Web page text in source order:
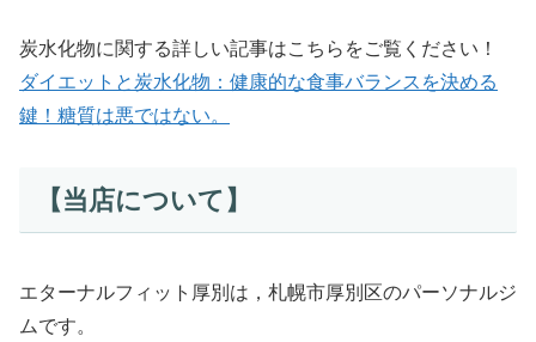
炭水化物に関する詳しい記事はこちらをご覧ください！
ダイエットと炭水化物：健康的な食事バランスを決める
鍵！糖質は悪ではない。
【当店について】
エターナルフィット厚別は，札幌市厚別区のパーソナルジ
ムです。